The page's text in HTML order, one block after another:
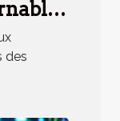
des